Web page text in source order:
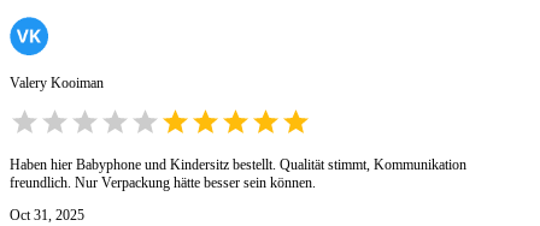
Valery Kooiman
Haben hier Babyphone und Kindersitz bestellt. Qualität stimmt, Kommunikation
freundlich. Nur Verpackung hätte besser sein können.
Oct 31, 2025